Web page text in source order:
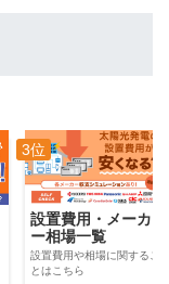
3位
設置費用・メーカ
ー相場一覧
設置費用や相場に関するこ
とはこちら